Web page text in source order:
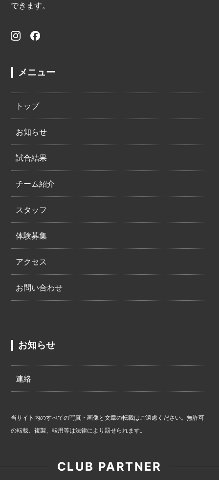
できます。
メニュー
トップ
お知らせ
試合結果
チーム紹介
スタッフ
体験募集
アクセス
お問い合わせ
お知らせ
連絡
当サイト内のすべての写真・画像と文章の転載はご遠慮ください。無許可
の転載、複製、転用等は法律により罰せられます。
CLUB PARTNER